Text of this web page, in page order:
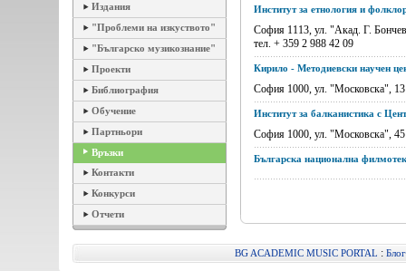
Издания
"Проблеми на изкуството"
"Българско музикознание"
Проекти
Библиография
Обучение
Партньори
Връзки
Контакти
Конкурси
Отчети
Институт за етнология и
София 1113, ул. "Акад. Г.
тел. + 359 2 988 42 09
Кирило - Методиевски научен
София 1000, ул. "Московска", 13
Институт за балканистика с
София 1000, ул. "Московска", 45
Българска национална
BG ACADEMIC MUSIC PORTAL : Блог